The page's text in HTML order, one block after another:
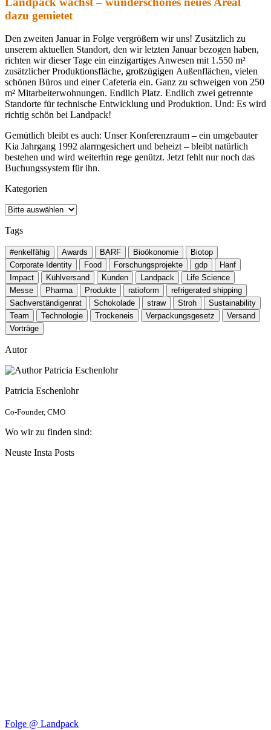
dazu gemietet
Den zweiten Januar in Folge vergrößern wir uns! Zusätzlich zu
unserem aktuellen Standort, den wir letzten Januar bezogen haben,
richten wir dieser Tage ein einzigartiges Anwesen mit 1.550 m²
zusätzlicher Produktionsfläche, großzügigen Außenflächen, vielen
schönen Büros und einer Cafeteria ein. Ganz zu schweigen von 250
m² Mitarbeiterwohnungen. Endlich Platz. Endlich zwei getrennte
Standorte für technische Entwicklung und Produktion. Und: Es wird
richtig schön bei Landpack!
Gemütlich bleibt es auch: Unser Konferenzraum – ein umgebauter
Kia Jahrgang 1992 alarmgesichert und beheizt – bleibt natürlich
bestehen und wird weiterhin rege genützt. Jetzt fehlt nur noch das
Buchungssystem für ihn.
Kategorien
Tags
#enkelfähig Awards BARF Bioökonomie
Biotop
Corporate Identity
Food Forschungsprojekte gdp
Hanf
Impact
Kühlversand Kunden Landpack
Life Science
Messe
Pharma Produkte ratioform
refrigerated shipping
Sachverständigenrat
Schokolade straw Stroh
Sustainability
Team
Technologie Trockeneis Verpackungsgesetz
Versand
Vorträge
Autor
Patricia Eschenlohr
Co-Founder, CMO
Wo wir zu finden sind:
Neuste Insta Posts
Folge @ Landpack